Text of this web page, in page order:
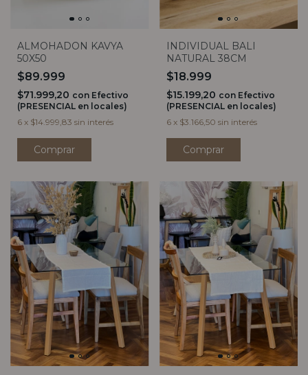
ALMOHADON KAVYA
50X50
$89.999
$71.999,20 con Efectivo
(PRESENCIAL en locales)
6 x $14.999,83 sin interés
Comprar
INDIVIDUAL BALI
NATURAL 38CM
$18.999
$15.199,20 con Efectivo
(PRESENCIAL en locales)
6 x $3.166,50 sin interés